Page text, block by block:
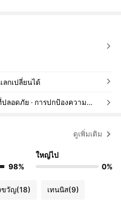
กเปลี่ยนได้
มีบริการเก็บเงินปลายทาง · การชำระเงินที่ปลอดภัย · การปกป้องความเป็นส่วนตัว
ดูเพิ่มเติม
98%
ใหญ่ไป
0%
ขวัญ(18) เทนนิส(9)